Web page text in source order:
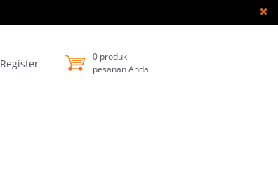
Register
0 produk
pesanan Anda